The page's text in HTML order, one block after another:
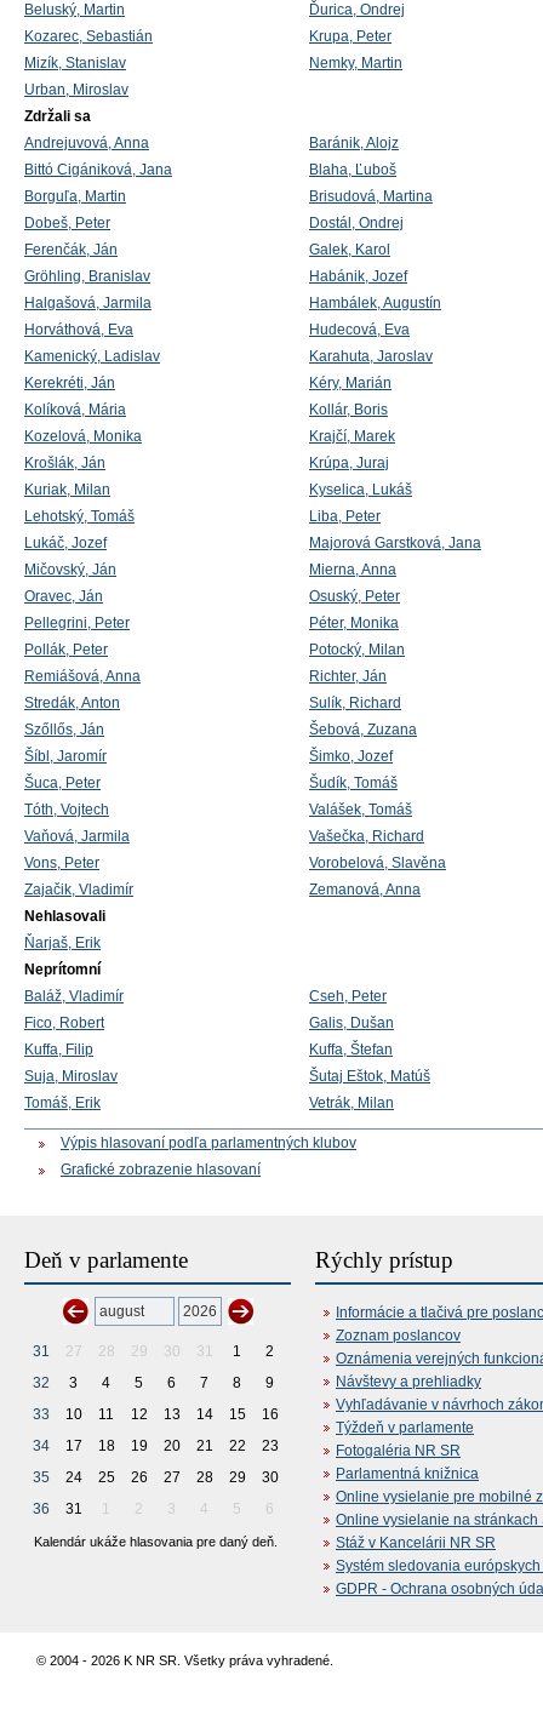
Beluský, Martin
Ďurica, Ondrej
Kozarec, Sebastián
Krupa, Peter
Mizík, Stanislav
Nemky, Martin
Urban, Miroslav
Zdržali sa
Andrejuvová, Anna
Baránik, Alojz
Bittó Cigániková, Jana
Blaha, Ľuboš
Borguľa, Martin
Brisudová, Martina
Dobeš, Peter
Dostál, Ondrej
Ferenčák, Ján
Galek, Karol
Gröhling, Branislav
Habánik, Jozef
Halgašová, Jarmila
Hambálek, Augustín
Horváthová, Eva
Hudecová, Eva
Kamenický, Ladislav
Karahuta, Jaroslav
Kerekréti, Ján
Kéry, Marián
Kolíková, Mária
Kollár, Boris
Kozelová, Monika
Krajčí, Marek
Krošlák, Ján
Krúpa, Juraj
Kuriak, Milan
Kyselica, Lukáš
Lehotský, Tomáš
Liba, Peter
Lukáč, Jozef
Majorová Garstková, Jana
Mičovský, Ján
Mierna, Anna
Oravec, Ján
Osuský, Peter
Pellegrini, Peter
Péter, Monika
Pollák, Peter
Potocký, Milan
Remiášová, Anna
Richter, Ján
Stredák, Anton
Sulík, Richard
Szőllős, Ján
Šebová, Zuzana
Šíbl, Jaromír
Šimko, Jozef
Šuca, Peter
Šudík, Tomáš
Tóth, Vojtech
Valášek, Tomáš
Vaňová, Jarmila
Vašečka, Richard
Vons, Peter
Vorobelová, Slavěna
Zajačik, Vladimír
Zemanová, Anna
Nehlasovali
Ňarjaš, Erik
Neprítomní
Baláž, Vladimír
Cseh, Peter
Fico, Robert
Galis, Dušan
Kuffa, Filip
Kuffa, Štefan
Suja, Miroslav
Šutaj Eštok, Matúš
Tomáš, Erik
Vetrák, Milan
Výpis hlasovaní podľa parlamentných klubov
Grafické zobrazenie hlasovaní
Deň v parlamente
31 27 28 29 30 31 1
2
32
3 4 5 6 7 8
9
33
10 11 12 13 14 15
16
34
17 18 19 20 21 22
23
35
24 25 26 27 28 29
30
36
31 1 2 3 4 5 6
Kalendár ukáže hlasovania pre daný deň.
Rýchly prístup
Informácie a tlačivá pre
Zoznam poslancov
Oznámenia verejných
Návštevy a prehliadky
Vyhľadávanie v návrhoch
Týždeň v parlamente
Fotogaléria NR SR
Parlamentná knižnica
Online vysielanie pre mobilné
Online vysielanie na stránkach
Stáž v Kancelárii NR SR
Systém sledovania
GDPR - Ochrana osobných
© 2004 - 2026 K NR SR. Všetky práva vyhradené.